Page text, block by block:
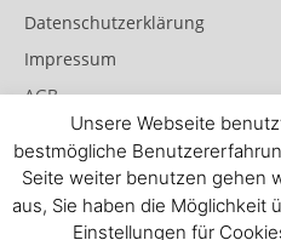
Datenschutzerklärung
Impressum
AGB
Teilnahmebedingungen für
Unsere Webseite
bestmögliche
Seite weiter benutzen gehen
aus, Sie haben die Möglichkeit
Einstellungen für